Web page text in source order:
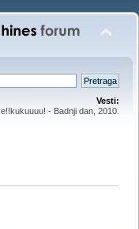
Vesti:
- Badnji dan, 2010.